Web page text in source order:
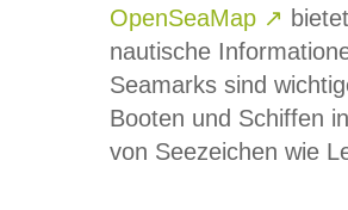
OpenSeaMap ↗
nautische
Seamarks sind
Booten und Schiffen
von Seezeichen wie